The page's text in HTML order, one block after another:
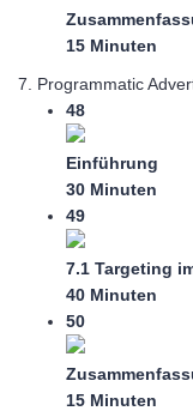
15 Minuten
7. Programmatic
48
Einführung
30 Minuten
49
7.1 Targeting
40 Minuten
50
15 Minuten